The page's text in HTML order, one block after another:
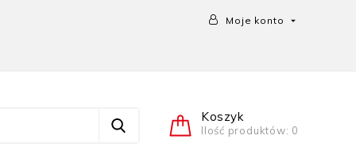
Moje konto 
Koszyk
Ilość produktów: 0